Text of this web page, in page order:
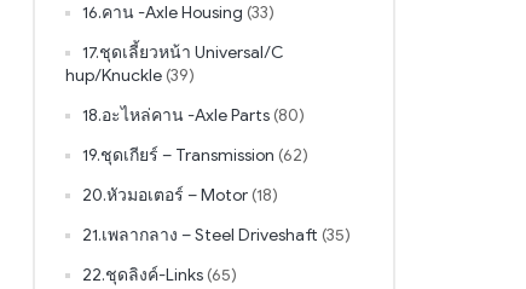
16.คาน -Axle Housing (33)
17.ชุดเลี้ยวหน้า Universal/C
hup/Knuckle (39)
18.อะไหล่คาน -Axle Parts (80)
19.ชุดเกียร์ – Transmission (62)
20.หัวมอเตอร์ – Motor (18)
21.เพลากลาง – Steel Driveshaft (35)
22.ชุดลิงค์-Links (65)